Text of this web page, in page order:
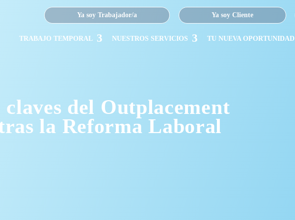
Ya soy Trabajador/a Ya soy Cliente
TRABAJO TEMPORAL NUESTROS SERVICIOS TU NUEVA OPORTUNIDAD
claves del Outplacement
la Reforma Laboral